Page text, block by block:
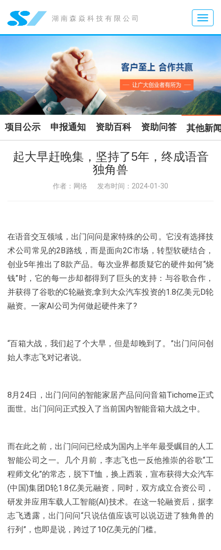
湖南森焱科技有限公司
Toggle
项目公示 申报通知 资助百科 资助问答 其他新
起大早赶晚集，坚持了5年，终成语音
独角兽
作者：网络 发布时间：2024-01-30
在语音交互领域，出门问问是家特殊的公司。它没有选择技
术公司常见的2B路线，而是面向2C市场，转型软硬结合，
创业5年推出了8款产品。每次业界都质疑它的硬件如何“烧
钱”时，它的每一步却都得到了巨头的支持：与谷歌合作，
并获得了谷歌的C轮融资;拿到大众汽车投资的1.8亿美元D轮
融资。一家AI公司为何做起硬件来了?
“百箱大战，我们起了个大早，但是却晚到了。”出门问问创
始人李志飞对记者说。
8月24日，出门问问的智能家居产品问问音箱Tichome正式
面世。出门问问正式投入了当前国内智能音箱大战之中。
而在此之前，出门问问已经成为国内上半年最受瞩目的人工
智能公司之一。几个月前，李志飞也一反他推崇的谷歌“工
程师文化”的常态，脱下T恤，换上西装，宣布获得大众汽车
(中国)集团D轮1.8亿美元融资，同时，双方成立合资公司，
研发并应用车载人工智能(AI)技术。在这一轮融资后，据李
志飞透露，出门问问“只说估值应该可以说迈进了独角兽的
行列”，也即是说，跨过了10亿美元的门槛。